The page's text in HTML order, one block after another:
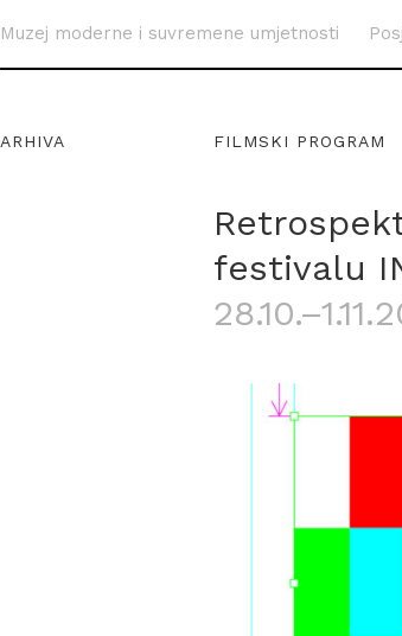
Muzej moderne i suvremene umjetnosti
ARHIVA FILMSKI PROGRAM
festivalu